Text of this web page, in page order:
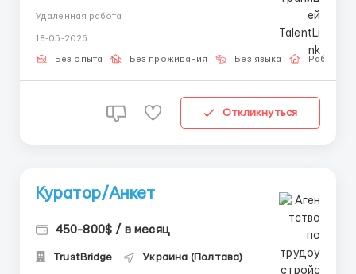
и личных встреч. Только текстовое общение. 🔳
требуется офис — вся работа удалённо; • Зарплата
вовремя + ...
Удаленная работа
18-05-2026
Без опыта Без проживания Без языка Работа
Откликнуться
Куратор/Анкет
450-800$ / в месяц
TrustBridge Украина (Полтава)